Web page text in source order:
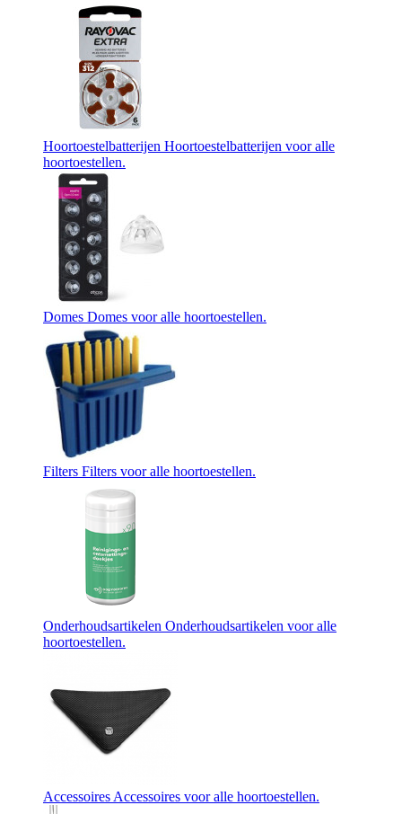
Hoortoestelbatterijen Hoortoestelbatterijen voor alle
hoortoestellen.
Domes Domes voor alle hoortoestellen.
Filters Filters voor alle hoortoestellen.
Onderhoudsartikelen Onderhoudsartikelen voor alle
hoortoestellen.
Accessoires Accessoires voor alle hoortoestellen.